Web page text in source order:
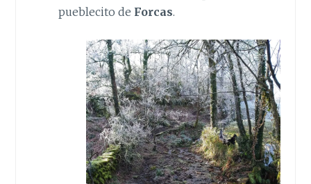
pueblecito de Forcas.